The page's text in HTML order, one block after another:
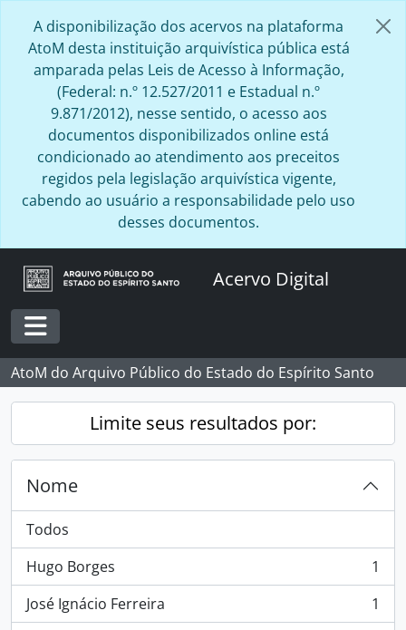
A disponibilização dos acervos na plataforma
AtoM desta instituição arquivística pública está
amparada pelas Leis de Acesso à Informação,
(Federal: n.º 12.527/2011 e Estadual n.º
9.871/2012), nesse sentido, o acesso aos
documentos disponibilizados online está
condicionado ao atendimento aos preceitos
regidos pela legislação arquivística vigente,
cabendo ao usuário a responsabilidade pelo uso
desses documentos.
Acervo Digital
Toggle navigation
AtoM do Arquivo Público do Estado do Espírito Santo
Limite seus resultados por:
Nome
Todos
Hugo Borges
, 1 resultados
1
José Ignácio Ferreira
, 1 resultados
1